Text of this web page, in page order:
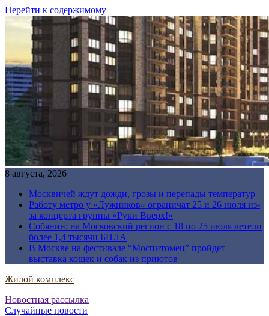
Перейти к содержимому
8 августа, 2026
Москвичей ждут дожди, грозы и перепады температур
Работу метро у «Лужников» ограничат 25 и 26 июля из-
за концерта группы «Руки Вверх!»
Собянин: на Московский регион с 18 по 25 июля летели
более 1,4 тысячи БПЛА
В Москве на фестивале “Моспитомец” пройдет
выставка кошек и собак из приютов
Жилой комплекс
Новостная рассылка
Случайные новости